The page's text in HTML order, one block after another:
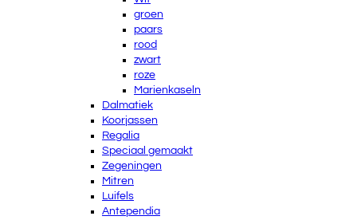
groen
paars
rood
zwart
roze
Marienkaseln
Dalmatiek
Koorjassen
Regalia
Speciaal gemaakt
Zegeningen
Mitren
Luifels
Antependia